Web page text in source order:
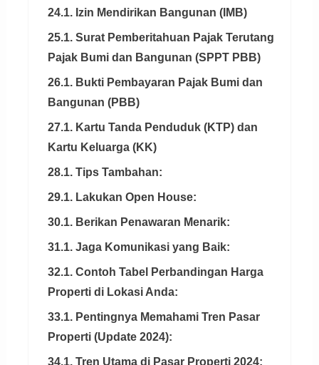
24.1. Izin Mendirikan Bangunan (IMB)
25.1. Surat Pemberitahuan Pajak Terutang
Pajak Bumi dan Bangunan (SPPT PBB)
26.1. Bukti Pembayaran Pajak Bumi dan
Bangunan (PBB)
27.1. Kartu Tanda Penduduk (KTP) dan
Kartu Keluarga (KK)
28.1. Tips Tambahan:
29.1. Lakukan Open House:
30.1. Berikan Penawaran Menarik:
31.1. Jaga Komunikasi yang Baik:
32.1. Contoh Tabel Perbandingan Harga
Properti di Lokasi Anda:
33.1. Pentingnya Memahami Tren Pasar
Properti (Update 2024):
34.1. Tren Utama di Pasar Properti 2024: